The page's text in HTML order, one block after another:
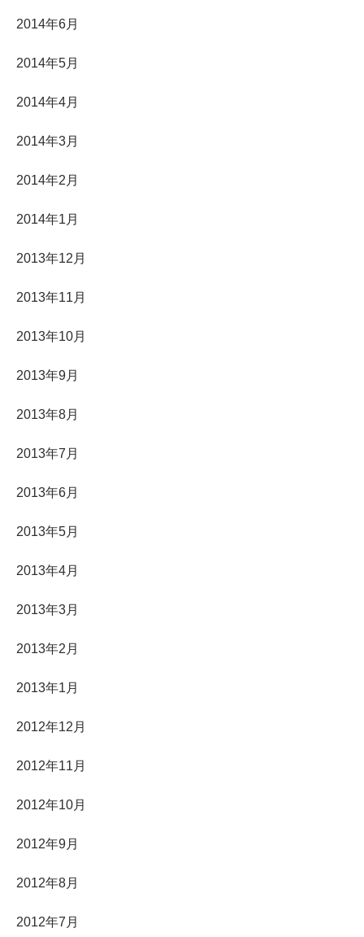
2014年6月
2014年5月
2014年4月
2014年3月
2014年2月
2014年1月
2013年12月
2013年11月
2013年10月
2013年9月
2013年8月
2013年7月
2013年6月
2013年5月
2013年4月
2013年3月
2013年2月
2013年1月
2012年12月
2012年11月
2012年10月
2012年9月
2012年8月
2012年7月